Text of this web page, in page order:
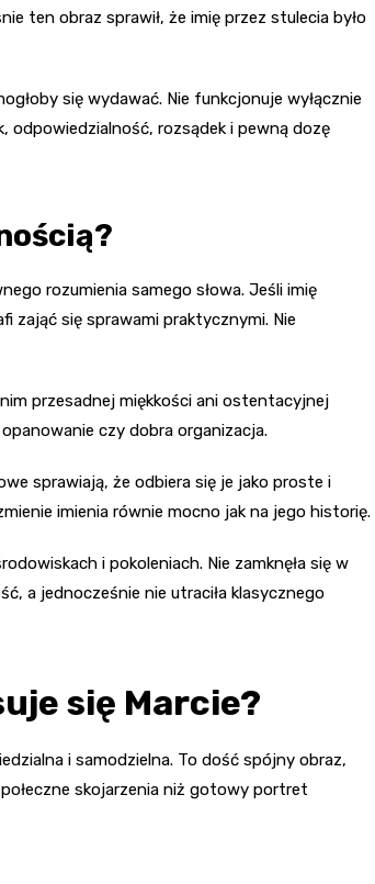
ten obraz sprawił, że imię przez stulecia było
się wydawać. Nie funkcjonuje wyłącznie
odpowiedzialność, rozsądek i pewną dozę
rozumienia samego słowa. Jeśli imię
zająć się sprawami praktycznymi. Nie
przesadnej miękkości ani ostentacyjnej
czy dobra organizacja.
sprawiają, że odbiera się je jako proste i
imienia równie mocno jak na jego historię.
i pokoleniach. Nie zamknęła się w
a jednocześnie nie utraciła klasycznego
się Marcie?
i samodzielna. To dość spójny obraz,
skojarzenia niż gotowy portret